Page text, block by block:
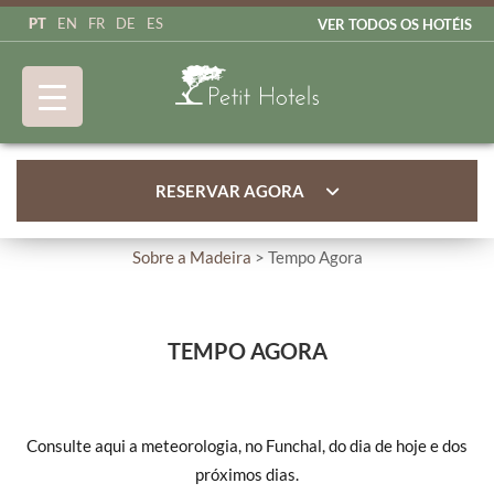
PT EN FR DE ES VER TODOS OS HOTÉIS
RESERVAR AGORA
Sobre a Madeira > Tempo Agora
TEMPO AGORA
Consulte aqui a meteorologia, no Funchal, do dia de hoje e dos
próximos dias.